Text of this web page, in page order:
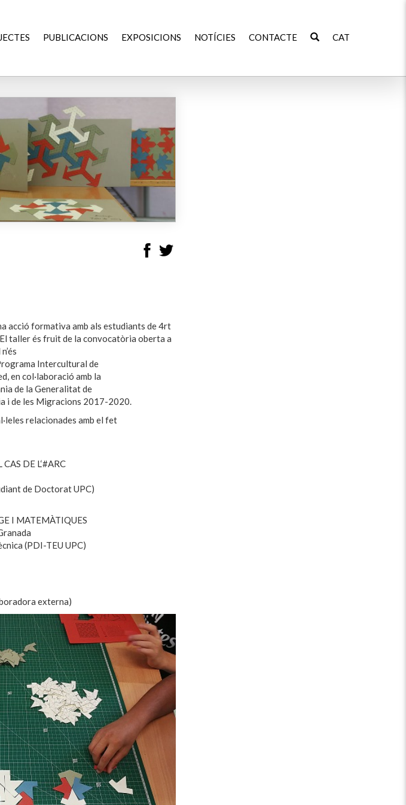
PUBLICACIONS EXPOSICIONS NOTÍCIES CONTACTE CAT
acció formativa amb als estudiants de 4rt
El taller és fruit de la convocatòria oberta a
Intercultural de
en col·laboració amb la
de la Generalitat de
i de les Migracions 2017-2020.
relacionades amb el fet
DE L‘#ARC
de Doctorat UPC)
I MATEMÀTIQUES
(PDI-TEU UPC)
externa)